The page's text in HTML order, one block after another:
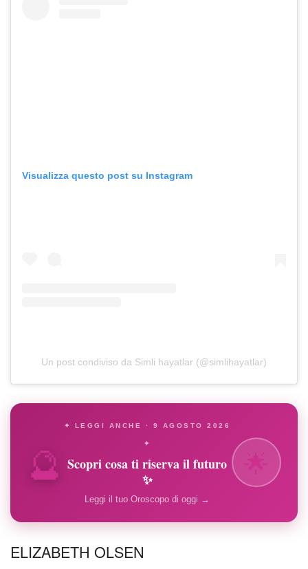
Visualizza questo post su Instagram
Un post condiviso da Simli hayatlar (@simlihayatlar)
🔮
✦ LEGGI ANCHE · 9 AGOSTO 2026
✦
Scopri cosa ti riserva il futuro
✨
Leggi il tuo Oroscopo di oggi →
ELIZABETH OLSEN